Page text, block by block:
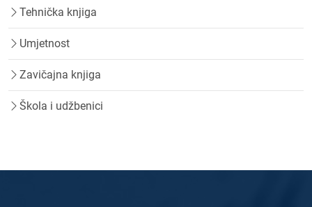
Tehnička knjiga
Umjetnost
Zavičajna knjiga
Škola i udžbenici